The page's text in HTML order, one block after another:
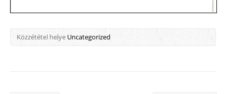
Közzététel helyeUncategorized